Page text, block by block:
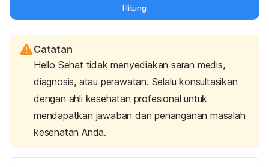
Hitung
Catatan
Hello Sehat tidak menyediakan saran medis,
diagnosis, atau perawatan. Selalu konsultasikan
dengan ahli kesehatan profesional untuk
mendapatkan jawaban dan penanganan masalah
kesehatan Anda.